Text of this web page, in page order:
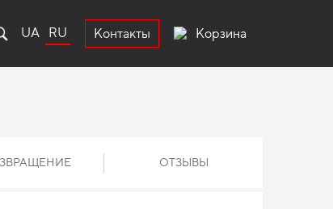
UA RU Контакты Корзина
ОТЗЫВЫ